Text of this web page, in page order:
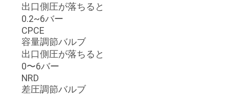
出口側圧が落ちると
0.2~6バー
CPCE
容量調節バルブ
出口側圧が落ちると
0〜6バー
NRD
差圧調節バルブ